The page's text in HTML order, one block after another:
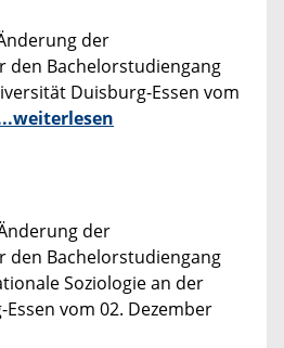
der
den Bachelorstudiengang
Duisburg-Essen vom
der
den Bachelorstudiengang
Soziologie an der
vom 02. Dezember